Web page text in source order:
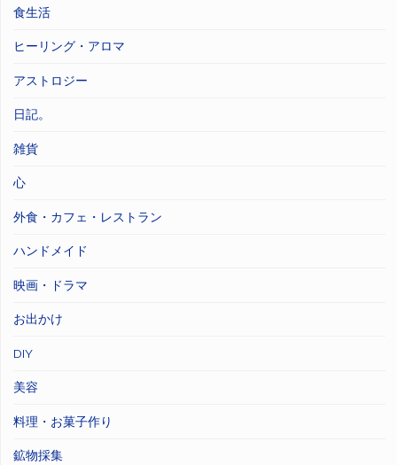
食生活
ヒーリング・アロマ
アストロジー
日記。
雑貨
心
外食・カフェ・レストラン
ハンドメイド
映画・ドラマ
お出かけ
DIY
美容
料理・お菓子作り
鉱物採集